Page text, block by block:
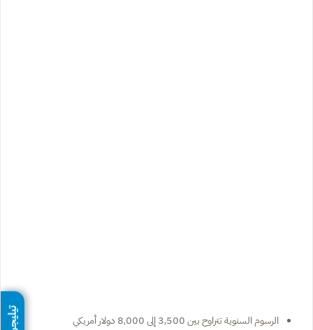
الرسوم السنوية تتراوح بين 3,500 إلى 8,000 دولار أمريكي